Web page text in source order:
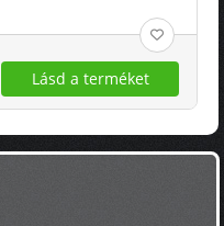
Lásd a terméket